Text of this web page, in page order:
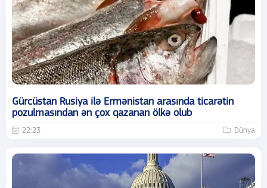
Gürcüstan Rusiya ilə Ermənistan arasında ticarətin
pozulmasından ən çox qazanan ölkə olub
22:23 Dünya